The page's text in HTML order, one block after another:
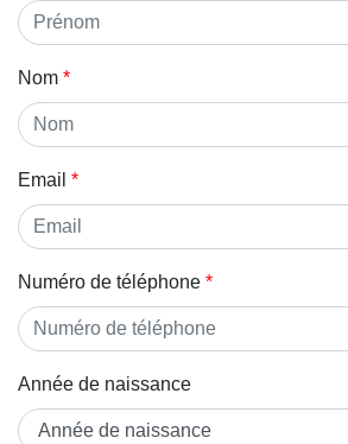
Nom
Email
Numéro de téléphone
Année de naissance